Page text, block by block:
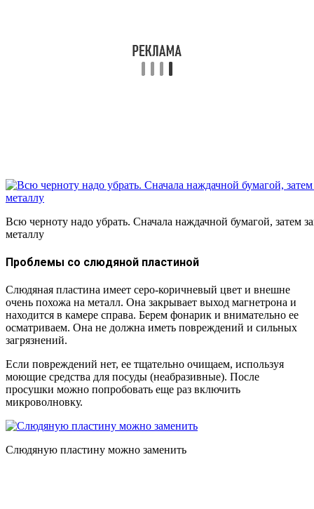
Всю черноту надо убрать. Сначала наждачной бумагой, затем
металлу
Проблемы со слюдяной пластиной
Слюдяная пластина имеет серо-коричневый цвет и внешне
очень похожа на металл. Она закрывает выход магнетрона и
находится в камере справа. Берем фонарик и внимательно ее
осматриваем. Она не должна иметь повреждений и сильных
загрязнений.
Если повреждений нет, ее тщательно очищаем, используя
моющие средства для посуды (неабразивные). После
просушки можно попробовать еще раз включить
микроволновку.
Слюдяную пластину можно заменить